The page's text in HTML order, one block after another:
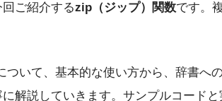
ご紹介するzip（ジップ）関数です。
ついて、基本的な使い方から、辞書へ
解説していきます。サンプルコード